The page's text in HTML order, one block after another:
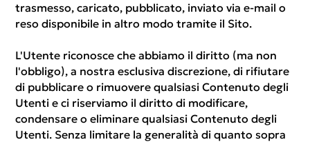
trasmesso, caricato, pubblicato, inviato via e-mail o
reso disponibile in altro modo tramite il Sito.
L'Utente riconosce che abbiamo il diritto (ma non
l'obbligo), a nostra esclusiva discrezione, di rifiutare
di pubblicare o rimuovere qualsiasi Contenuto degli
Utenti e ci riserviamo il diritto di modificare,
condensare o eliminare qualsiasi Contenuto degli
Utenti. Senza limitare la generalità di quanto sopra